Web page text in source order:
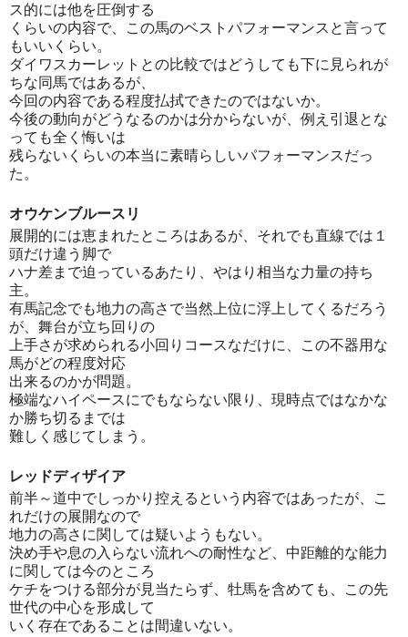
ス的には他を圧倒する
くらいの内容で、この馬のベストパフォーマンスと言って
もいいくらい。
ダイワスカーレットとの比較ではどうしても下に見られが
ちな同馬ではあるが、
今回の内容である程度払拭できたのではないか。
今後の動向がどうなるのかは分からないが、例え引退とな
っても全く悔いは
残らないくらいの本当に素晴らしいパフォーマンスだっ
た。
オウケンブルースリ
展開的には恵まれたところはあるが、それでも直線では１
頭だけ違う脚で
ハナ差まで迫っているあたり、やはり相当な力量の持ち
主。
有馬記念でも地力の高さで当然上位に浮上してくるだろう
が、舞台が立ち回りの
上手さが求められる小回りコースなだけに、この不器用な
馬がどの程度対応
出来るのかが問題。
極端なハイペースにでもならない限り、現時点ではなかな
か勝ち切るまでは
難しく感じてしまう。
レッドディザイア
前半～道中でしっかり控えるという内容ではあったが、こ
れだけの展開なので
地力の高さに関しては疑いようもない。
決め手や息の入らない流れへの耐性など、中距離的な能力
に関しては今のところ
ケチをつける部分が見当たらず、牡馬を含めても、この先
世代の中心を形成して
いく存在であることは間違いない。